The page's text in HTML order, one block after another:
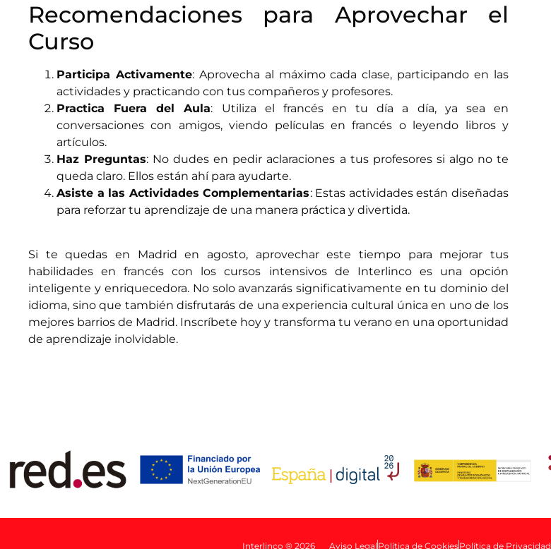
Recomendaciones para Aprovechar el
Curso
Participa Activamente: Aprovecha al máximo cada clase, participando en las
actividades y practicando con tus compañeros y profesores.
Practica Fuera del Aula: Utiliza el francés en tu día a día, ya sea en
conversaciones con amigos, viendo películas en francés o leyendo libros y
artículos.
Haz Preguntas: No dudes en pedir aclaraciones a tus profesores si algo no te
queda claro. Ellos están ahí para ayudarte.
Asiste a las Actividades Complementarias: Estas actividades están diseñadas
para reforzar tu aprendizaje de una manera práctica y divertida.
Si te quedas en Madrid en agosto, aprovechar este tiempo para mejorar tus
habilidades en francés con los cursos intensivos de Interlinco es una opción
inteligente y enriquecedora. No solo avanzarás significativamente en tu dominio del
idioma, sino que también disfrutarás de una experiencia cultural única en uno de los
mejores barrios de Madrid. Inscríbete hoy y transforma tu verano en una oportunidad
de aprendizaje inolvidable.
Interlinco ® 2026 Aviso Legal Política de CookiesPolítica de Privacidad